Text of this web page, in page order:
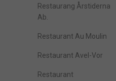
Restaurang Årstiderna
Ab.
Restaurant Au Moulin
Restaurant Avel-Vor
Restaurant